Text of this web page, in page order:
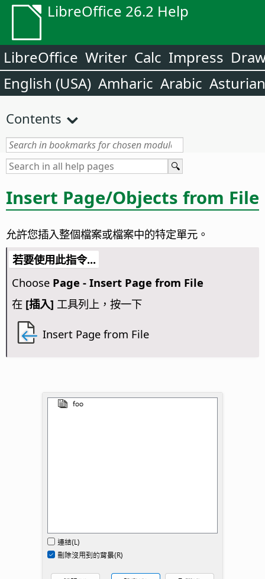
LibreOffice 26.2 Help
LibreOffice Writer Calc Impress
English (USA) Amharic Arabic Asturian
Contents
Insert Page/Objects from File
允許您插入整個檔案或檔案中的特定單元。
若要使用此指令...
Choose Page - Insert Page from File
在 [插入] 工具列上，按一下
Insert Page from File